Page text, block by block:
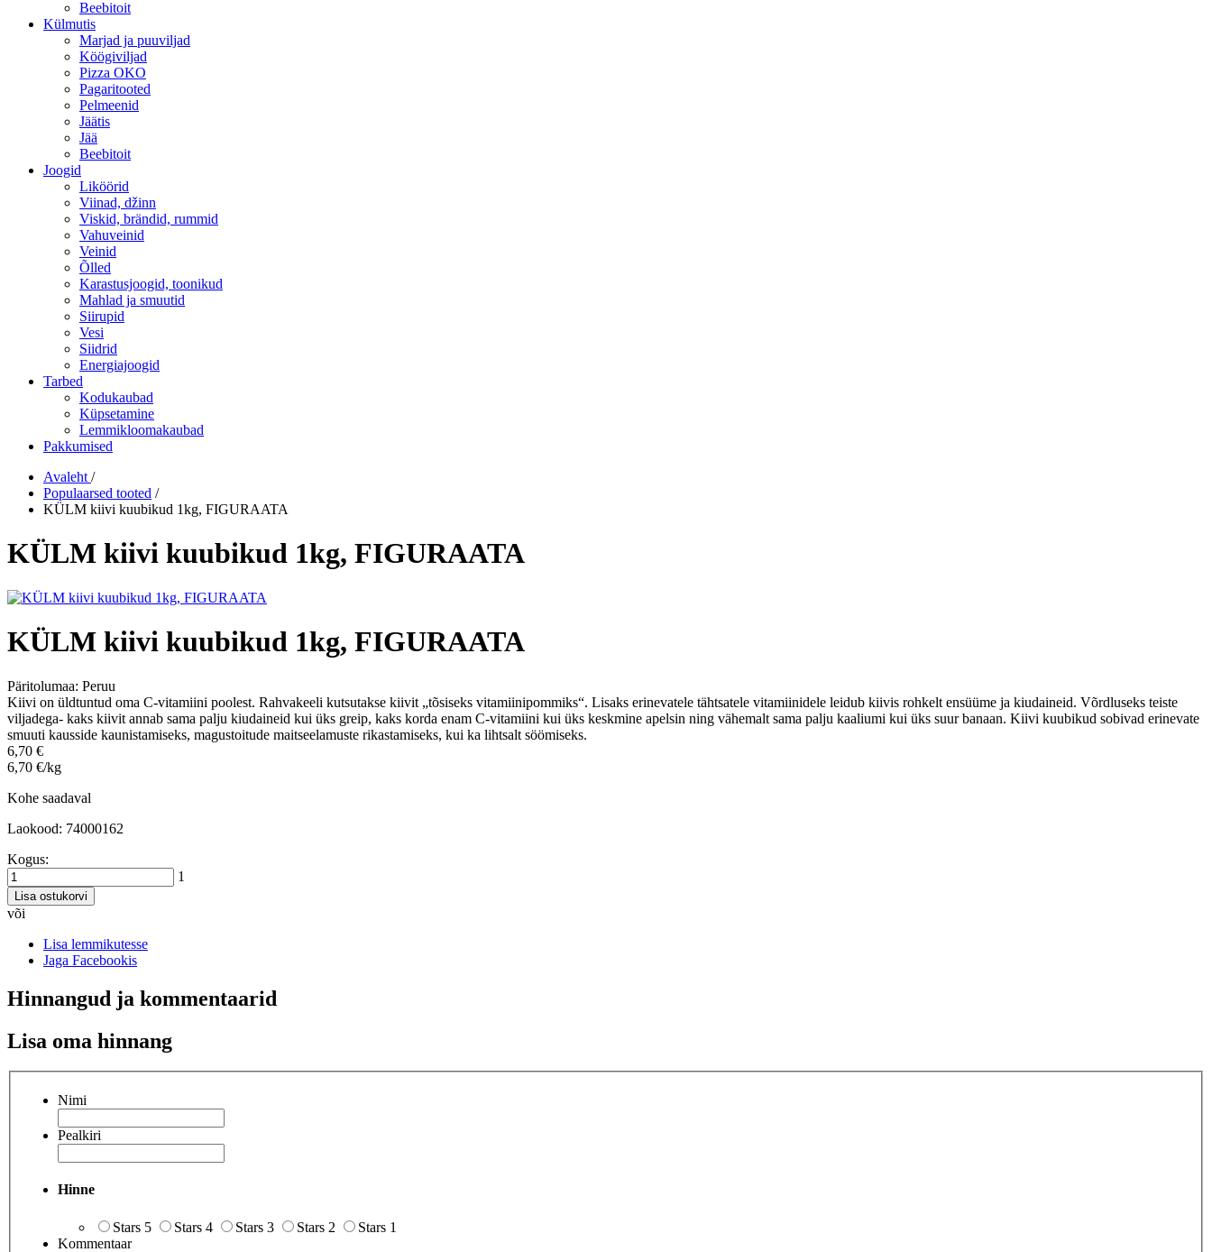
Beebitoit
Külmutis
Marjad ja puuviljad
Köögiviljad
Pizza OKO
Pagaritooted
Pelmeenid
Jäätis
Jää
Beebitoit
Joogid
Liköörid
Viinad, džinn
Viskid, brändid, rummid
Vahuveinid
Veinid
Õlled
Karastusjoogid, toonikud
Mahlad ja smuutid
Siirupid
Vesi
Siidrid
Energiajoogid
Tarbed
Kodukaubad
Küpsetamine
Lemmikloomakaubad
Pakkumised
Avaleht /
Populaarsed tooted /
KÜLM kiivi kuubikud 1kg, FIGURAATA
KÜLM kiivi kuubikud 1kg, FIGURAATA
KÜLM kiivi kuubikud 1kg, FIGURAATA
Päritolumaa: Peruu
Kiivi on üldtuntud oma C-vitamiini poolest. Rahvakeeli kutsutakse kiivit „tõsiseks vitamiinipommiks“. Lisaks erinevatele tähtsatele vitamiinidele leidub kiivis rohkelt ensüüme ja kiudaineid. Võrdluseks teiste
viljadega- kaks kiivit annab sama palju kiudaineid kui üks greip, kaks korda enam C-vitamiini kui üks keskmine apelsin ning vähemalt sama palju kaaliumi kui üks suur banaan. Kiivi kuubikud sobivad erinevate
smuuti kausside kaunistamiseks, magustoitude maitseelamuste rikastamiseks, kui ka lihtsalt söömiseks.
6,70 €
6,70 €/kg
Kohe saadaval
Laokood: 74000162
Kogus:
1
Lisa ostukorvi
või
Lisa lemmikutesse
Jaga Facebookis
Hinnangud ja kommentaarid
Lisa oma hinnang
Nimi
Pealkiri
Hinne
Stars 5 Stars 4 Stars 3 Stars 2
Stars 1
Kommentaar